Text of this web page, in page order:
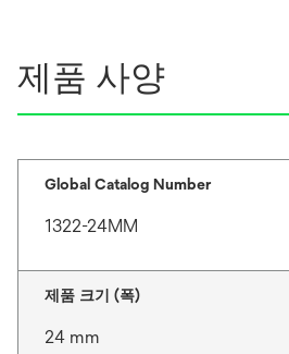
제품 사양
Global Catalog Number
1322-24MM
제품 크기 (폭)
24 mm